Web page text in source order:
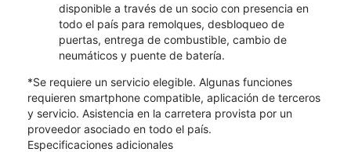
disponible a través de un socio con presencia en
todo el país para remolques, desbloqueo de
puertas, entrega de combustible, cambio de
neumáticos y puente de batería.
*Se requiere un servicio elegible. Algunas funciones
requieren smartphone compatible, aplicación de terceros
y servicio. Asistencia en la carretera provista por un
proveedor asociado en todo el país.
Especificaciones adicionales